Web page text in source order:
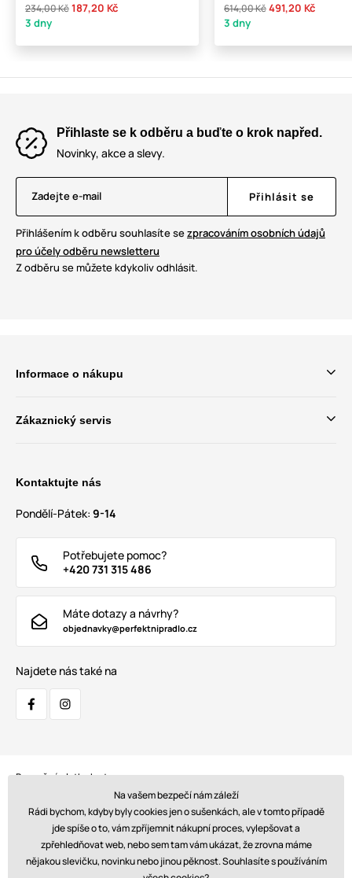
234,00 Kč187,20 Kč
3 dny
614,00 Kč491,20 Kč
3 dny
Přihlaste se k odběru a buďte o krok napřed.
Novinky, akce a slevy.
Zadejte e-mail Přihlásit se
Přihlášením k odběru souhlasíte sezpracováním osobních údajů
pro účely odběru newsletteru
Z odběru se můžete kdykoliv odhlásit.
Informace o nákupu
Zákaznický servis
Kontaktujte nás
Pondělí-Pátek: 9-14
Potřebujete pomoc?
+420 731 315 486
Máte dotazy a návrhy?
objednavky@perfektnipradlo.cz
Najdete nás také na
Bezpečná platba kartou:
Doprava:
Na vašem bezpečí nám záleží
Rádi bychom, kdyby byly cookies jen o sušenkách, ale v tomto případě
jde spíše o to, vám zpříjemnit nákupní proces, vylepšovat a
zpřehledňovat web, nebo sem tam vám ukázat, že zrovna máme
nějakou slevičku, novinku nebo jinou pěknost. Souhlasíte s používáním